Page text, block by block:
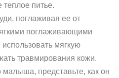
теплое питье.
поглаживая ее от
поглаживающими
мягкую
травмирования кожи.
малыша, представьте, как он